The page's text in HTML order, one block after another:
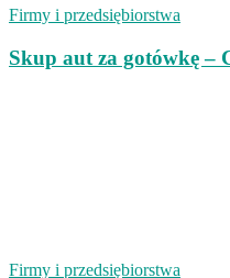
Firmy i przedsiębiorstwa
Skup aut za gotówkę –
Firmy i przedsiębiorstwa